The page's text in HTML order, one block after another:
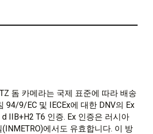
돔 카메라는 국제 표준에 따라 배송
94/9/EC 및 IECEx에 대한 DNV의 Ex
d IIB+H2 T6 인증. Ex 인증은 러시아
(INMETRO)에서도 유효합니다. 이 방